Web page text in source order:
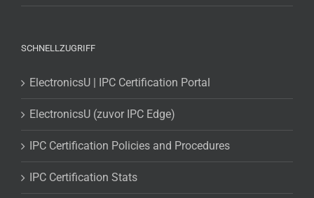
SCHNELLZUGRIFF
ElectronicsU | IPC Certification Portal
ElectronicsU (zuvor IPC Edge)
IPC Certification Policies and Procedures
IPC Certification Stats